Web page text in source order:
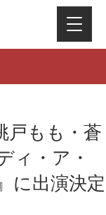
戸もも・蒼
ィ・ア・
に出演決定